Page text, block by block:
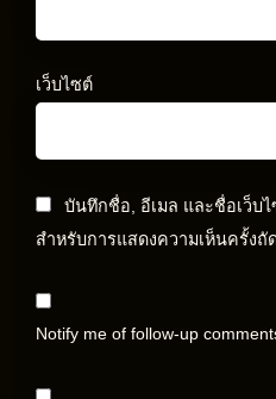
เว็บไซต์
บันทึกชื่อ, อีเมล และชื่อเว็บ
สำหรับการแสดงความเห็นครั้งถัด
Notify me of follow-up